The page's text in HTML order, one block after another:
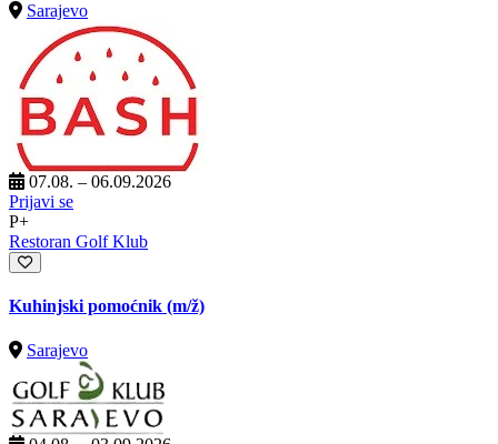
Sarajevo
07.08. – 06.09.2026
Prijavi se
P+
Restoran Golf Klub
Kuhinjski pomoćnik (m/ž)
Sarajevo